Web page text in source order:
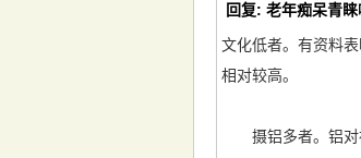
回复: 老年痴呆青
文化低者。有资料
相对较高。
摄铝多者。铝对神